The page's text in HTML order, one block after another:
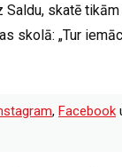
Saldu, skatē
skolā: „Tur
, Facebook